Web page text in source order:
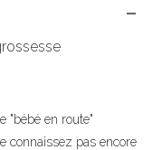
"bébé en route"
connaissez pas encore